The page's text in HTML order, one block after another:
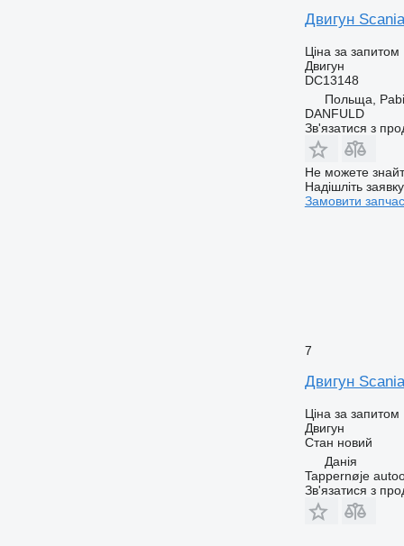
Двигун
Ціна за запитом
Двигун
DC13148
Польща,
DANFULD
Зв'язатися з
Не можете
Надішліть
Замовити
7
Двигун
Ціна за запитом
Двигун
Стан новий
Данія
Tappernøje
Зв'язатися з